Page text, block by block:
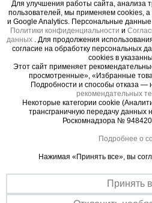
влаги, не скользит и не
уверенность под ногами.
- Увеличенная
Позволяет безопасно
материалами и вдвоем на
риска.
4. Долговечность, которая
времени
- Турецкое порошковое
Эстетичный и исключительно
против царапин, УФ-
сред. Конструкция сохраняет
вид после многих лет
5. Эффективность,
Для улучшения работы сайта, анализа
пользователей, мы применяем cookies, а
и Google Analytics. Персональные данные
Политики конфиденциальности и
данных . Для продолжения
согласие на обработку персональных
cookies в
Этот сайт применяет
просмотренные», «Избранные
Подробности и способы отказа —
рекомендательных
Некоторые категории cookie
трансграничную передачу данных
Роскомнадзора №
Подробнее о
Нажимая «Принять все», вы
Принять